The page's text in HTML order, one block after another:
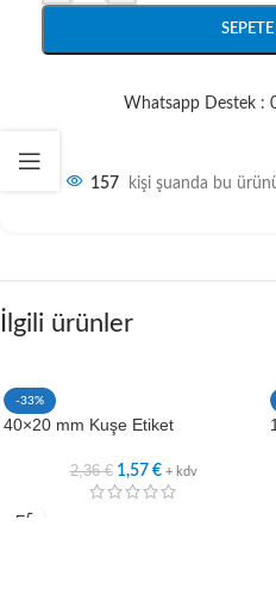
Whatsapp Destek :
157 kişi şuanda bu
İlgili ürünler
-33%
40×20 mm Kuşe Etiket
2,36€ 1,57 € + kdv